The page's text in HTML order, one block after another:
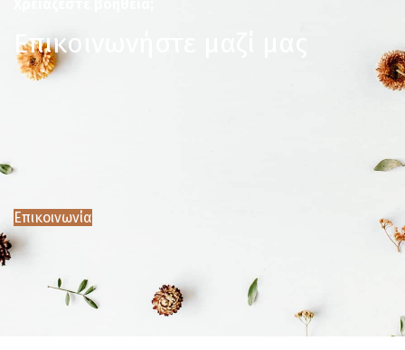
Επικοινωνήστε μαζί μας
Επικοινωνία